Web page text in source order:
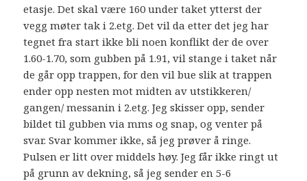
etasje. Det skal være 160 under taket ytterst der
vegg møter tak i 2.etg. Det vil da etter det jeg har
tegnet fra start ikke bli noen konflikt der de over
1.60-1.70, som gubben på 1.91, vil stange i taket når
de går opp trappen, for den vil bue slik at trappen
ender opp nesten mot midten av utstikkeren/
gangen/ messanin i 2.etg. Jeg skisser opp, sender
bildet til gubben via mms og snap, og venter på
svar. Svar kommer ikke, så jeg prøver å ringe.
Pulsen er litt over middels høy. Jeg får ikke ringt ut
på grunn av dekning, så jeg sender en 5-6